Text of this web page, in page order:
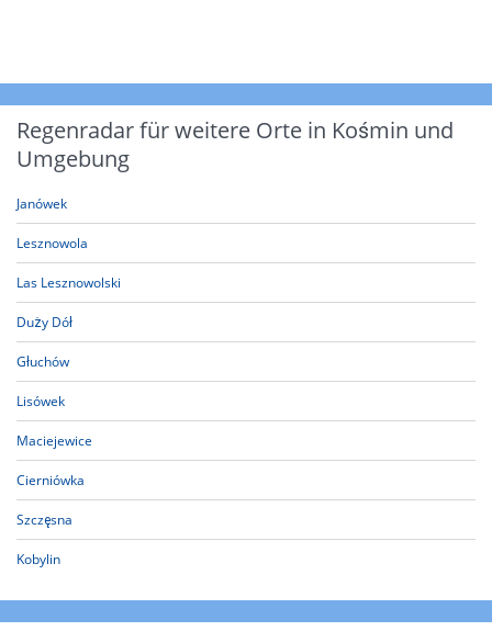
Regenradar für weitere Orte in Kośmin und
Umgebung
Janówek
Lesznowola
Las Lesznowolski
Duży Dół
Głuchów
Lisówek
Maciejewice
Cierniówka
Szczęsna
Kobylin